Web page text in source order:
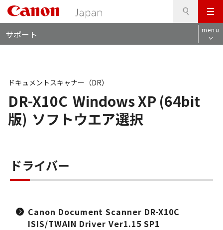
メ
ニ
ュ
サポート menu
DR-X10C Windows XP (64bit
版) ソフトウエア選択
ドキュメントスキャナー（DR）
ドライバー
Canon Document Scanner DR-X10C
ISIS/TWAIN Driver Ver1.15 SP1